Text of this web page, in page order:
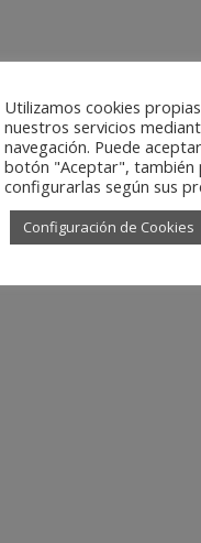
Utilizamos cookies
nuestros servicios
navegación. Puede
botón "Aceptar", también
configurarlas según sus
Configuración de Cookies